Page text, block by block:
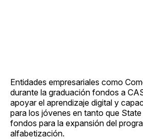
Entidades empresariales como
durante la graduación fondos a
apoyar el aprendizaje digital y
para los jóvenes en tanto que
fondos para la expansión del
alfabetización.